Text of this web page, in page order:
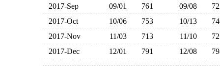
2017-Sep
09/01 761 09/08
2017-Oct
10/06 753 10/13
2017-Nov
11/03 713 11/10
2017-Dec
12/01 791 12/08